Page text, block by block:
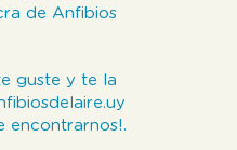
de Anfibios
guste y te la
encontrarnos!.